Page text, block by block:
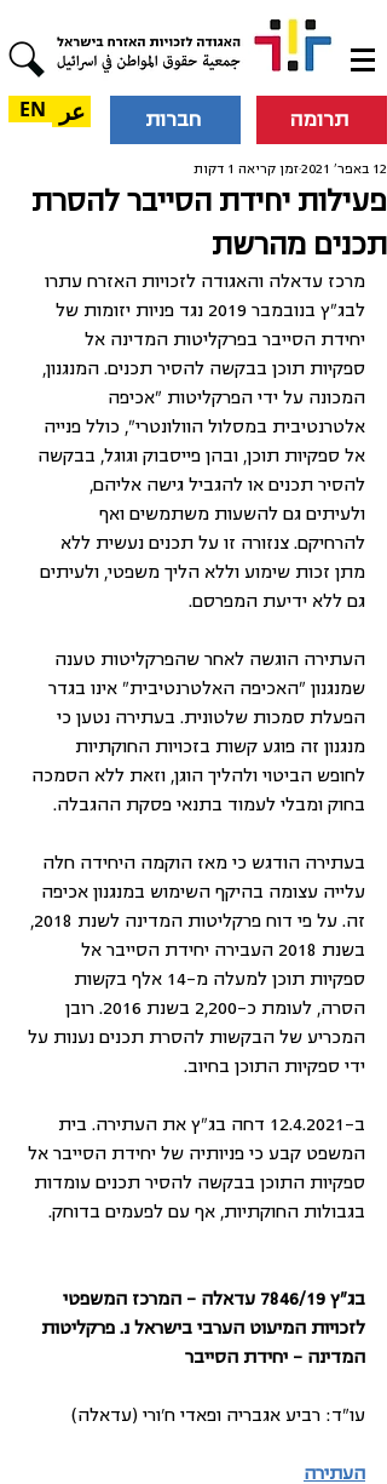
תרומה חברות عر EN
פעילות יחידת הסייבר להסרת
תכנים מהרשת
12 באפר׳ 2021 זמן קריאה 1 דקות
מרכז עדאלה והאגודה לזכויות האזרח עתרו
לבג"ץ בנובמבר 2019 נגד פניות יזומות של
יחידת הסייבר בפרקליטות המדינה אל
ספקיות תוכן בבקשה להסיר תכנים. המנגנון,
המכונה על ידי הפרקליטות "אכיפה
אלטרנטיבית במסלול הוולונטרי", כולל פנייה
אל ספקיות תוכן, ובהן פייסבוק וגוגל, בבקשה
להסיר תכנים או להגביל גישה אליהם,
ולעיתים גם להשעות משתמשים ואף
להרחיקם. צנזורה זו על תכנים נעשית ללא
מתן זכות שימוע וללא הליך משפטי, ולעיתים
גם ללא ידיעת המפרסם.
העתירה הוגשה לאחר שהפרקליטות טענה
שמנגנון "האכיפה האלטרנטיבית" אינו בגדר
הפעלת סמכות שלטונית. בעתירה נטען כי
מנגנון זה פוגע קשות בזכויות החוקתיות
לחופש הביטוי ולהליך הוגן, וזאת ללא הסמכה
בחוק ומבלי לעמוד בתנאי פסקת ההגבלה.
בעתירה הודגש כי מאז הוקמה היחידה חלה
עלייה עצומה בהיקף השימוש במנגנון אכיפה
זה. על פי דוח פרקליטות המדינה לשנת 2018,
בשנת 2018 העבירה יחידת הסייבר אל
ספקיות תוכן למעלה מ-14 אלף בקשות
הסרה, לעומת כ-2,200 בשנת 2016. רובן
המכריע של הבקשות להסרת תכנים נענות על
ידי ספקיות התוכן בחיוב.
ב-12.4.2021 דחה בג"ץ את העתירה. בית
המשפט קבע כי פניותיה של יחידת הסייבר אל
ספקיות התוכן בבקשה להסיר תכנים עומדות
בגבולות החוקתיות, אף עם לפעמים בדוחק.
בג"ץ 7846/19 עדאלה – המרכז המשפטי
לזכויות המיעוט הערבי בישראל נ. פרקליטות
המדינה – יחידת הסייבר
עו"ד: רביע אגבריה ופאדי ח׳ורי (עדאלה)
העתירה